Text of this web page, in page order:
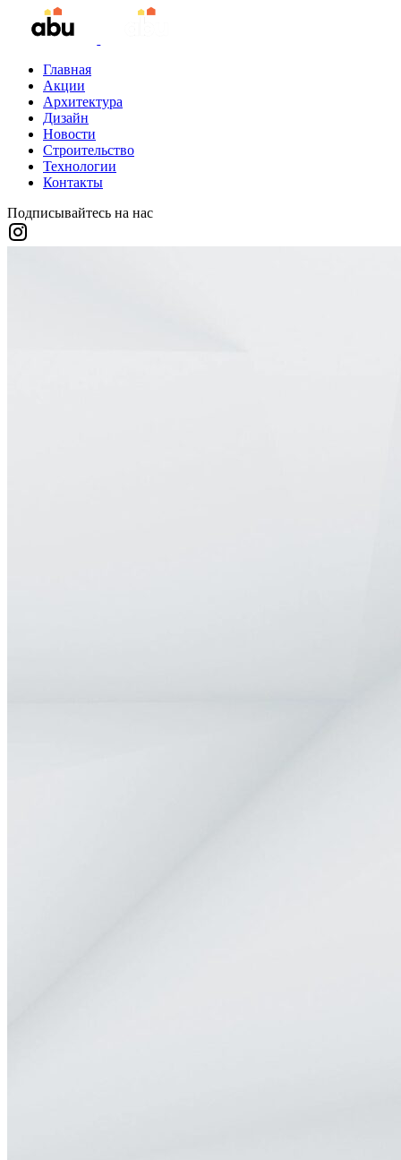
Главная
Акции
Архитектура
Дизайн
Новости
Строительство
Технологии
Контакты
Подписывайтесь на нас